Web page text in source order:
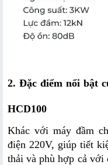
2. Đặc điểm nổi bật
HCD100
Khác với máy đầm
điện 220V, giúp tiết
thải và phù hợp cả với